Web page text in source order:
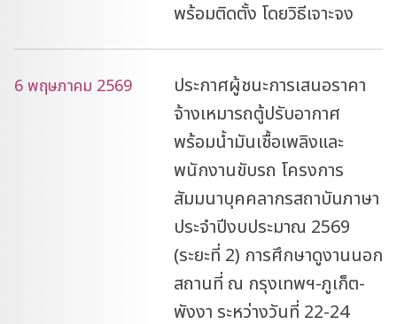
พร้อมติดตั้ง โดยวิธีเจาะจง
6 พฤษภาคม 2569
ประกาศผู้ชนะการเสนอราคา
จ้างเหมารถตู้ปรับอากาศ
พร้อมน้ำมันเชื้อเพลิงและ
พนักงานขับรถ โครงการ
สัมมนาบุคคลากรสถาบันภาษา
ประจำปีงบประมาณ 2569
(ระยะที่ 2) การศึกษาดูงานนอก
สถานที่ ณ กรุงเทพฯ-ภูเก็ต-
พังงา ระหว่างวันที่ 22-24